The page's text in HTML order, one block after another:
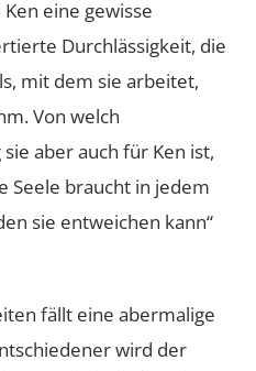
eine gewisse
Durchlässigkeit, die
mit dem sie arbeitet,
Von welch
aber auch für Ken ist,
Seele braucht in jedem
sie entweichen kann“
fällt eine abermalige
wird der